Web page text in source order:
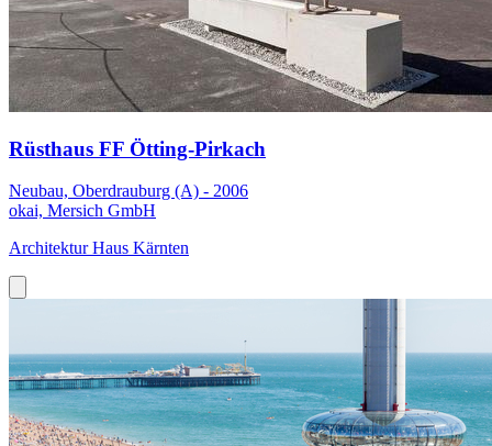
Rüsthaus FF Ötting-Pirkach
Neubau, Oberdrauburg (A) - 2006
okai, Mersich GmbH
Architektur Haus Kärnten